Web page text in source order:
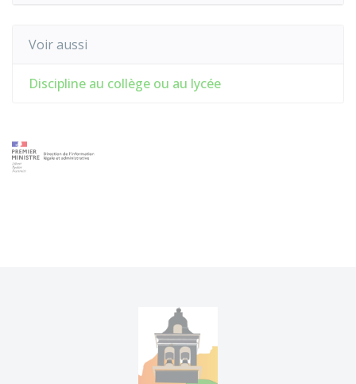
Voir aussi
Discipline au collège ou au lycée